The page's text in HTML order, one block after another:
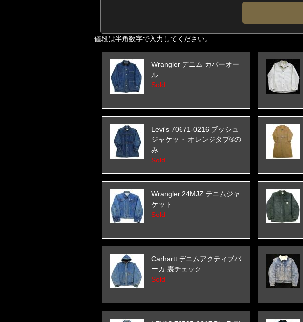
値段は半角数字で入力してください。
Wrangler デニム カバーオー
ル
Sold
Levi's 70671-0216 ブッシュ
ジャケット オレンジタブ®の
み
Sold
Wrangler 24MJZ デニムジャ
ケット
Sold
Carhartt デニムアクティブパ
ーカ 裏チェック
Sold